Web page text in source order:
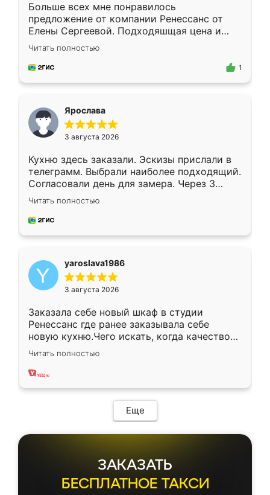
Больше всех мне понравилось
предложение от компании Ренессанс от
Елены Сергеевой. Подходяшщая цена и
короткие сроки изготовления. Приехавший
для замера сотрудник Владислав
предложил по моему эскизу самый
Читать полностью
1
Ярослава
3 августа 2026
Кухню здесь заказали. Эскизы прислали в
телеграмм. Выбрали наиболее подходящий.
Согласовали день для замера. Через 3
недели кухня была уже готова. Остались
довольны работой. Спасибо Ренессанс
мебель за качественную работу!
Читать полностью
yaroslava1986
3 августа 2026
Заказала себе новый шкаф в студии
Ренессанс где ранее заказывала себе
новую кухню.Чего искать, когда качеством
вполне довольна. Служит кухня уже почти
два года, нареканий нет.
Читать полностью
Еще
ЗАКАЗАТЬ
БЕСПЛАТНОЕ ТАКСИ